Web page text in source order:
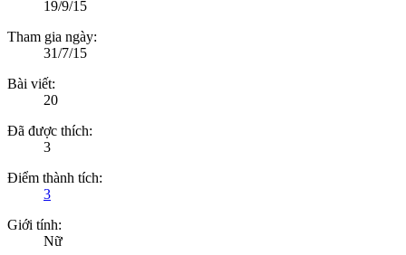
19/9/15
Tham gia ngày:
31/7/15
Bài viết:
20
Đã được thích:
3
Điểm thành tích:
3
Giới tính:
Nữ